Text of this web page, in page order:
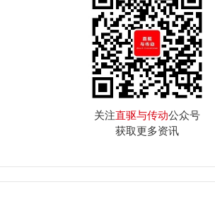
关注直驱与传动公众号
获取更多资讯